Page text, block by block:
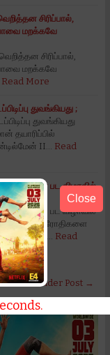
சிரிப்பால்,
மறக்கவே
சிரிப்பால்,
மறக்கவே
Read More
துவங்கியது ;
துவங்கியது
தயாரிப்பில்
II…
Read
சினிமா பட விழாவில்
சினிமா பட விழாவில்
சமூகவிரோதிகளை
Read
Older Post →
Close